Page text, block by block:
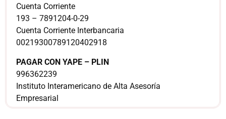
Cuenta Corriente
193 – 7891204-0-29
Cuenta Corriente Interbancaria
00219300789120402918
PAGAR CON YAPE – PLIN
996362239
Instituto Interamericano de Alta Asesoría
Empresarial